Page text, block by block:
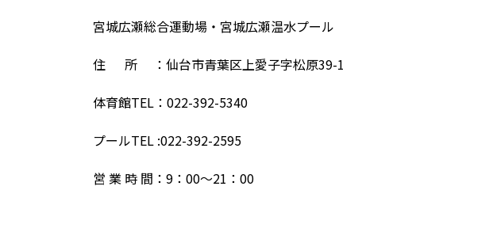
宮城広瀬総合運動場・宮城広瀬温水プール
住 所 ：仙台市青葉区上愛子字松原39-1
体育館TEL：022-392-5340
プールTEL :022-392-2595
営 業 時 間：9：00～21：00